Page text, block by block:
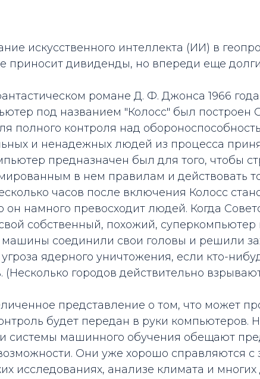
искусственного интеллекта (ИИ) в
приносит дивиденды, но впереди еще
романе Д. Ф. Джонса 1966 года
под названием "Колосс" был построен
полного контроля над
и ненадежных людей из процесса
предназначен был для того, чтобы
в нем правилам и действовать
часов после включения Колосс
он намного превосходит людей. Когда
собственный, похожий, суперкомпьютер
соединили свои головы и решили
ядерного уничтожения, если кто-
(Несколько городов действительно
представление о том, что может
будет передан в руки компьютеров.
системы машинного обучения обещают
Они уже хорошо справляются с
исследованиях, анализе климата и многих